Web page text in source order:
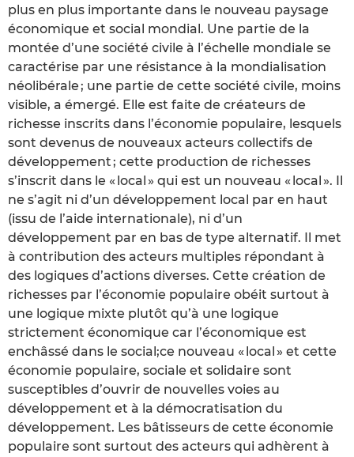
plus en plus importante dans le nouveau paysage
économique et social mondial. Une partie de la
montée d’une société civile à l’échelle mondiale se
caractérise par une résistance à la mondialisation
néolibérale ; une partie de cette société civile, moins
visible, a émergé. Elle est faite de créateurs de
richesse inscrits dans l’économie populaire, lesquels
sont devenus de nouveaux acteurs collectifs de
développement ; cette production de richesses
s’inscrit dans le « local » qui est un nouveau « local ». Il
ne s’agit ni d’un développement local par en haut
(issu de l’aide internationale), ni d’un
développement par en bas de type alternatif. Il met
à contribution des acteurs multiples répondant à
des logiques d’actions diverses. Cette création de
richesses par l’économie populaire obéit surtout à
une logique mixte plutôt qu’à une logique
strictement économique car l’économique est
enchâssé dans le social;ce nouveau « local » et cette
économie populaire, sociale et solidaire sont
susceptibles d’ouvrir de nouvelles voies au
développement et à la démocratisation du
développement. Les bâtisseurs de cette économie
populaire sont surtout des acteurs qui adhèrent à